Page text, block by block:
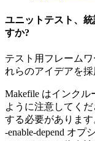
ユニットテスト、
すか?
テスト用フレーム
れらのアイデアを採
Makefile はインク
ように注意してくだ
する必要がありま
-enable-depend オプ